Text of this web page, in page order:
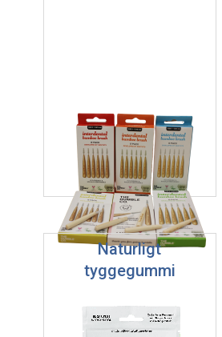
Naturligt
tyggegummi